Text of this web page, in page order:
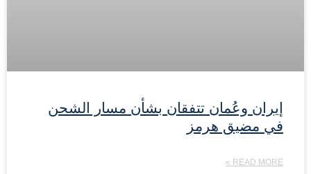
إيران وعُمان تتفقان بشأن مسار الشحن
في مضيق هرمز
READ MORE »